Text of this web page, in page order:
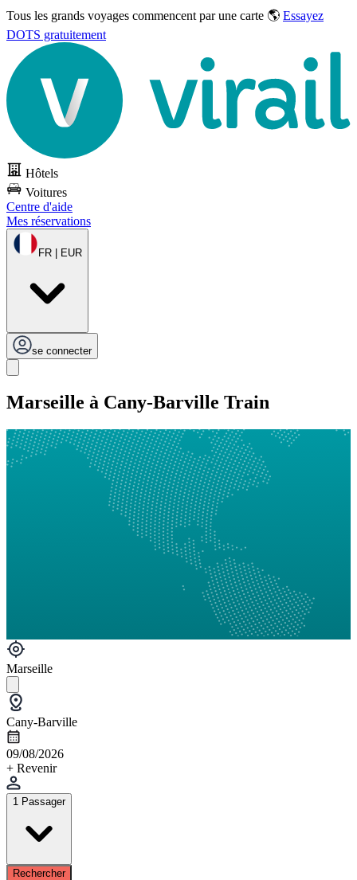
Tous les grands voyages commencent par une carte 🌎 Essayez
DOTS gratuitement
Hôtels
Voitures
Centre d'aide
Mes réservations
FR | EUR
se connecter
Marseille à Cany-Barville Train
Marseille
Cany-Barville
09/08/2026
+ Revenir
1 Passager
Rechercher